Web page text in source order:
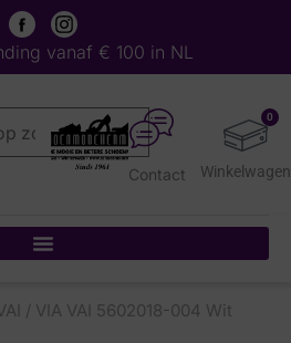
vanaf € 100 in NL
0
Contact
/ VIA VAI 5602018-004 Wit